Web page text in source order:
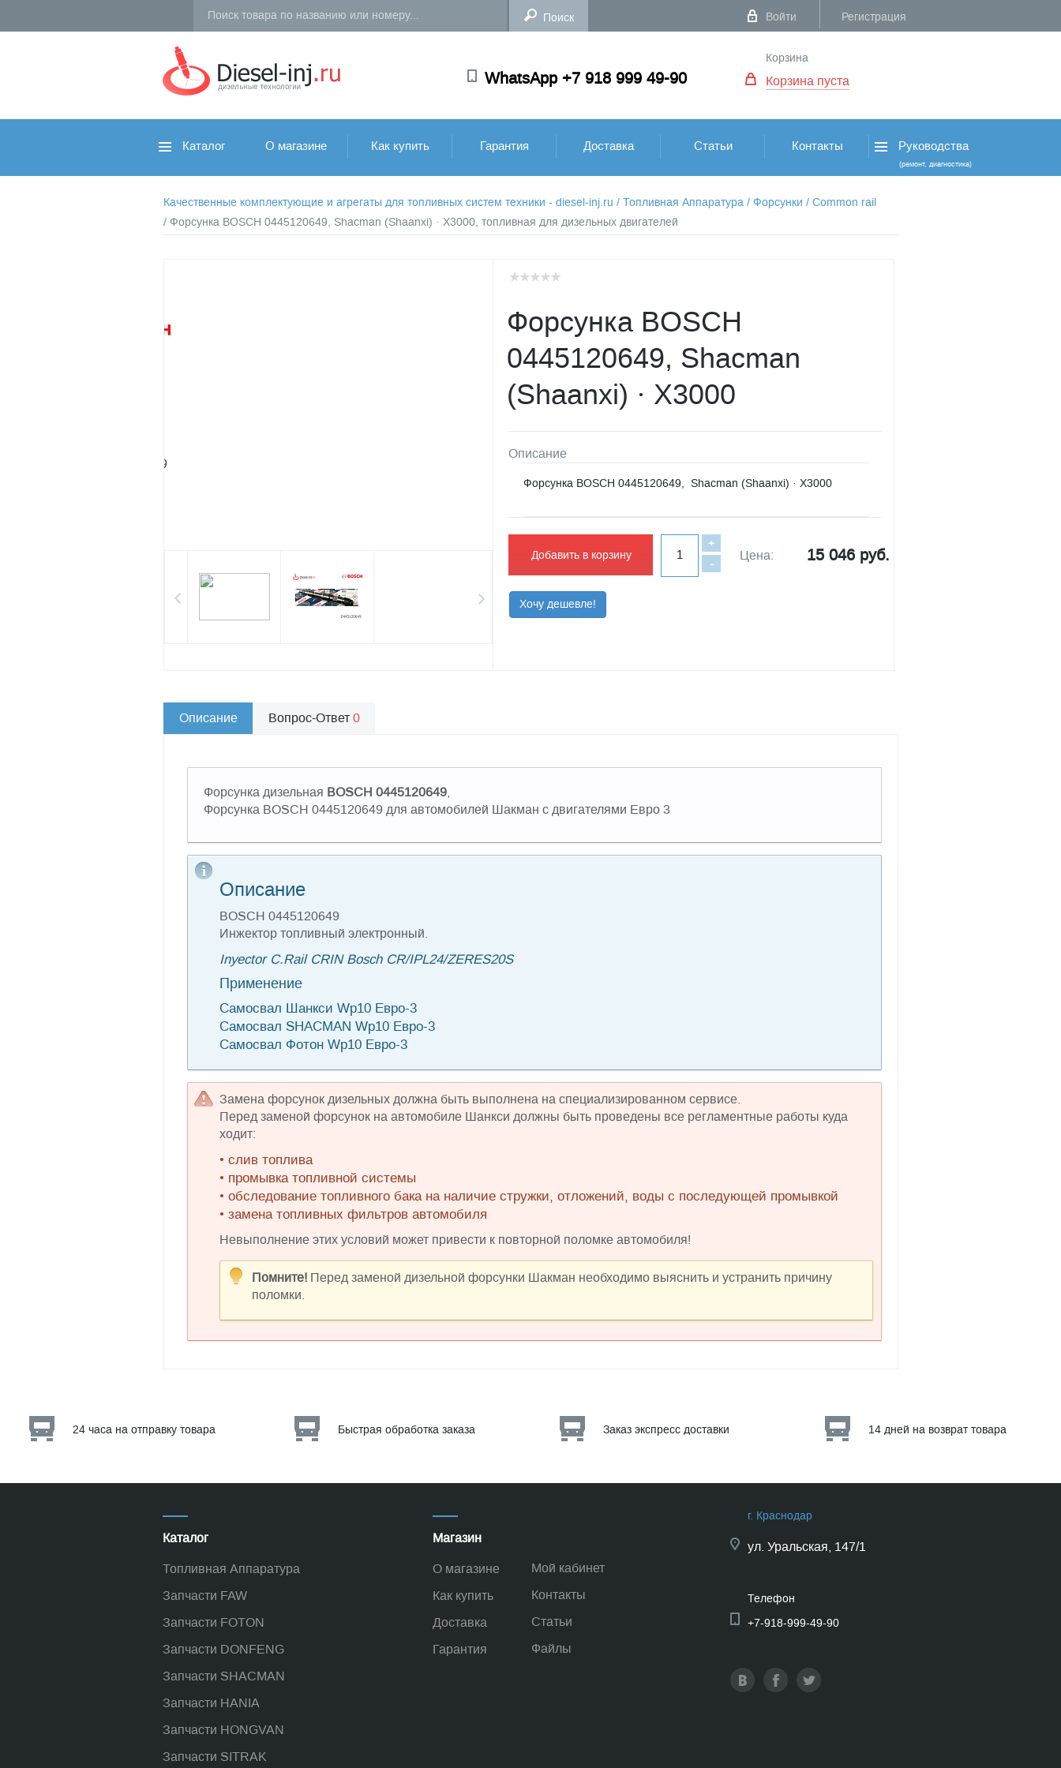
Войти Регистрация
WhatsApp +7 918 999 49-90
Корзина
Корзина пуста
Каталог О магазине Как купить Гарантия Доставка Статьи Контакты Руководства
(ремонт, диагностика)
Качественные комплектующие и агрегаты для топливных систем техники - diesel-inj.ru / Топливная Аппаратура / Форсунки / Common rail
/ Форсунка BOSCH 0445120649, Shacman (Shaanxi) · X3000, топливная для дизельных двигателей
Форсунка BOSCH
0445120649, Shacman
(Shaanxi) · X3000
Описание
Форсунка BOSCH 0445120649, Shacman (Shaanxi) · X3000
Цена: 15 046 руб.
Добавить в корзину
-
+
Хочу дешевле!
Описание Вопрос-Ответ0
Форсунка дизельная BOSCH 0445120649,
Форсунка BOSCH 0445120649 для автомобилей Шакман с двигателями Евро 3
Описание
BOSCH 0445120649
Инжектор топливный электронный.
Inyector C.Rail CRIN Bosch CR/IPL24/ZERES20S
Применение
Самосвал Шанкси Wp10 Евро-3
Самосвал SHACMAN Wp10 Евро-3
Самосвал Фотон Wp10 Евро-3
Замена форсунок дизельных должна быть выполнена на специализированном сервисе.
Перед заменой форсунок на автомобиле Шанкси должны быть проведены все регламентные работы куда
ходит:
• слив топлива
• промывка топливной системы
• обследование топливного бака на наличие стружки, отложений, воды с последующей промывкой
• замена топливных фильтров автомобиля
Невыполнение этих условий может привести к повторной поломке автомобиля!
Помните! Перед заменой дизельной форсунки Шакман необходимо выяснить и устранить причину
поломки.
24 часа на отправку товара Быстрая обработка заказа Заказ экспресс доставки 14 дней на возврат товара
Каталог
Топливная Аппаратура
Запчасти FAW
Запчасти FOTON
Запчасти DONFENG
Запчасти SHACMAN
Запчасти HANIA
Запчасти HONGVAN
Запчасти SITRAK
Магазин
О магазине
Как купить
Доставка
Гарантия
Мой кабинет
Контакты
Статьи
Файлы
г. Краснодар
ул. Уральская, 147/1
Телефон
+7-918-999-49-90